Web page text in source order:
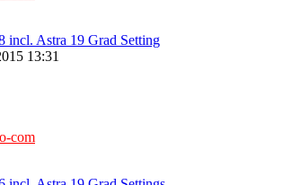
incl. Astra 19 Grad Setting
13:31
com